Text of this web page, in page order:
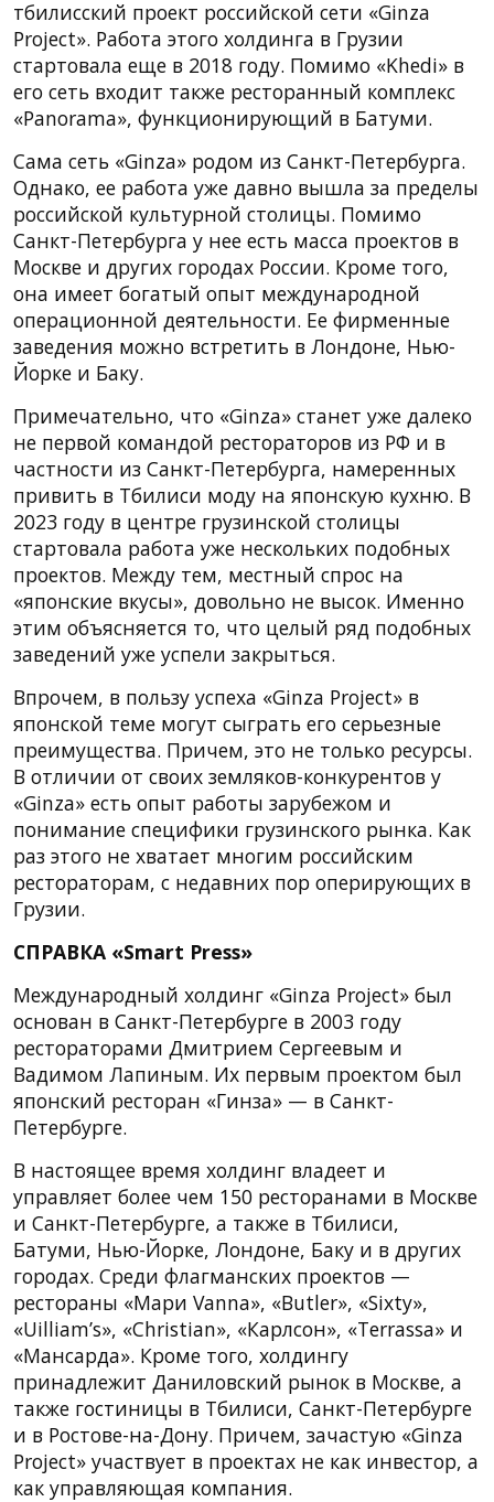
тбилисский проект российской сети «Ginza
Project». Работа этого холдинга в Грузии
стартовала еще в 2018 году. Помимо «Khedi» в
его сеть входит также ресторанный комплекс
«Panorama», функционирующий в Батуми.
Сама сеть «Ginza» родом из Санкт-Петербурга.
Однако, ее работа уже давно вышла за пределы
российской культурной столицы. Помимо
Санкт-Петербурга у нее есть масса проектов в
Москве и других городах России. Кроме того,
она имеет богатый опыт международной
операционной деятельности. Ее фирменные
заведения можно встретить в Лондоне, Нью-
Йорке и Баку.
Примечательно, что «Ginza» станет уже далеко
не первой командой рестораторов из РФ и в
частности из Санкт-Петербурга, намеренных
привить в Тбилиси моду на японскую кухню. В
2023 году в центре грузинской столицы
стартовала работа уже нескольких подобных
проектов. Между тем, местный спрос на
«японские вкусы», довольно не высок. Именно
этим объясняется то, что целый ряд подобных
заведений уже успели закрыться.
Впрочем, в пользу успеха «Ginza Project» в
японской теме могут сыграть его серьезные
преимущества. Причем, это не только ресурсы.
В отличии от своих земляков-конкурентов у
«Ginza» есть опыт работы зарубежом и
понимание специфики грузинского рынка. Как
раз этого не хватает многим российским
рестораторам, с недавних пор оперирующих в
Грузии.
СПРАВКА «Smart Press»
Международный холдинг «Ginza Project» был
основан в Санкт-Петербурге в 2003 году
рестораторами Дмитрием Сергеевым и
Вадимом Лапиным. Их первым проектом был
японский ресторан «Гинза» — в Санкт-
Петербурге.
В настоящее время холдинг владеет и
управляет более чем 150 ресторанами в Москве
и Санкт-Петербурге, а также в Тбилиси,
Батуми, Нью-Йорке, Лондоне, Баку и в других
городах. Среди флагманских проектов —
рестораны «Мари Vanna», «Butler», «Sixty»,
«Uilliam’s», «Christian», «Карлсон», «Terrassa» и
«Мансарда». Кроме того, холдингу
принадлежит Даниловский рынок в Москве, а
также гостиницы в Тбилиси, Санкт-Петербурге
и в Ростове-на-Дону. Причем, зачастую «Ginza
Project» участвует в проектах не как инвестор, а
как управляющая компания.